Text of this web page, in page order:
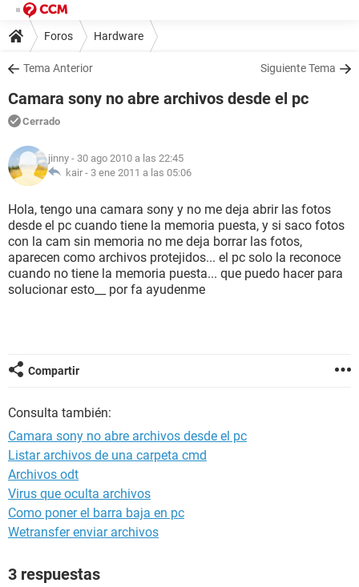
Foros Hardware
Tema Anterior Siguiente Tema
Camara sony no abre archivos desde el pc
Cerrado
jinny - 30 ago 2010 a las 22:45
kair - 3 ene 2011 a las 05:06
Hola, tengo una camara sony y no me deja abrir las fotos
desde el pc cuando tiene la memoria puesta, y si saco fotos
con la cam sin memoria no me deja borrar las fotos,
aparecen como archivos protejidos... el pc solo la reconoce
cuando no tiene la memoria puesta... que puedo hacer para
solucionar esto__ por fa ayudenme
Compartir
Consulta también:
Camara sony no abre archivos desde el pc
Listar archivos de una carpeta cmd
Archivos odt
Virus que oculta archivos
Como poner el barra baja en pc
Wetransfer enviar archivos
3 respuestas